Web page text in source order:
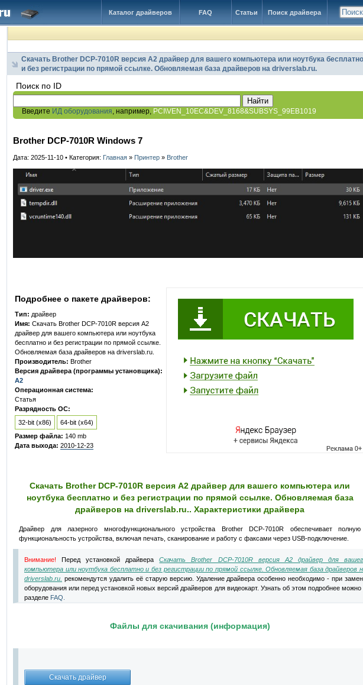
Поиск драйвера
Статьи
FAQ
Каталог драйверов
Скачать Brother DCP-7010R версия A2 драйвер для вашего компьютера или ноутбука бесплатно
и без регистрации по прямой ссылке. Обновляемая база драйверов на driverslab.ru.
Поиск по ID
Введите ИД оборудования, например, PCI\VEN_10EC&DEV_8168&SUBSYS_99EB1019
Brother DCP-7010R Windows 7
Дата: 2025-11-10 • Категория: Главная » Принтер » Brother
Подробнее о пакете драйверов:
Тип: драйвер
Имя: Скачать Brother DCP-7010R версия A2
драйвер для вашего компьютера или ноутбука
бесплатно и без регистрации по прямой ссылке.
Обновляемая база драйверов на driverslab.ru.
Производитель: Brother
Версия драйвера (программы установщика):
A2
Операционная система:
Статья
Разрядность ОС:
32-bit (x86)
64-bit (x64)
Размер файла: 140 mb
Дата выхода: 2010-12-23
Скачать Brother DCP-7010R версия A2 драйвер для вашего компьютера или
ноутбука бесплатно и без регистрации по прямой ссылке. Обновляемая база
драйверов на driverslab.ru.. Характеристики драйвера
Драйвер для лазерного многофункционального устройства Brother DCP-7010R обеспечивает полную
функциональность устройства, включая печать, сканирование и работу с факсами через USB-подключение.
Внимание! Перед установкой драйвераСкачать Brother DCP-7010R версия A2 драйвер для
компьютера или ноутбука бесплатно и без регистрации по прямой ссылке. Обновляемая база драйверов
driverslab.ru. рекомендутся удалить её старую версию. Удаление драйвера особенно необходимо - при
оборудования или перед установкой новых версий драйверов для видеокарт. Узнать об этом подробнее можно
разделе FAQ.
Файлы для скачивания (информация)